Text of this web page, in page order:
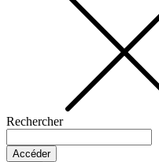
Rechercher